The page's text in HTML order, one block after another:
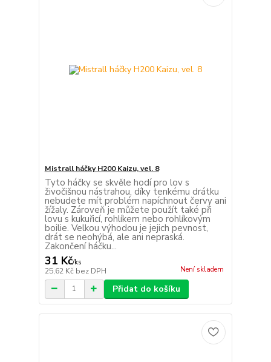
Mistrall háčky H200 Kaizu, vel. 8
Tyto háčky se skvěle hodí pro lov s
živočišnou nástrahou, díky tenkému drátku
nebudete mít problém napíchnout červy ani
žížaly. Zároveň je můžete použít také při
lovu s kukuřicí, rohlíkem nebo rohlíkovým
boilie. Velkou výhodou je jejich pevnost,
drát se neohýbá, ale ani nepraská.
Zakončení háčku...
31 Kč/ks
25,62 Kč bez DPH Není skladem
Přidat do košíku